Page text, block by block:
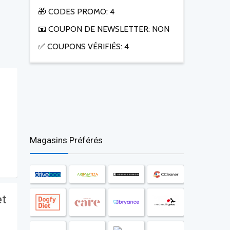
🎁 CODES PROMO: 4
📧 COUPON DE NEWSLETTER: NON
✅ COUPONS VÉRIFIÉS: 4
Magasins Préférés